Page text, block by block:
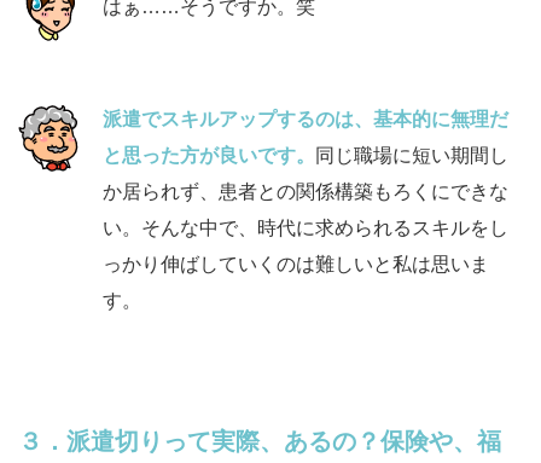
はぁ……そうですか。笑
派遣でスキルアップするのは、基本的に無理だ
と思った方が良いです。
同じ職場に短い期間し
か居られず、患者との関係構築もろくにできな
い。そんな中で、時代に求められるスキルをし
っかり伸ばしていくのは難しいと私は思いま
す。
３．派遣切りって実際、あるの？保険や、福